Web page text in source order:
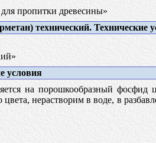
пропитки древесины»
технический. Технические
условия
на порошкообразный
нерастворим в воде, в